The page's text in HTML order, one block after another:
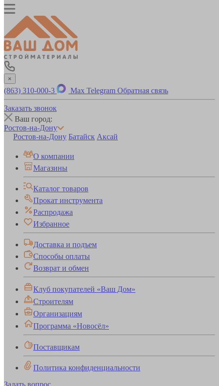
×
(863) 310-000-3 Max Telegram Обратная связь
Заказать звонок
Ваш город:
Ростов-на-Дону
Ростов-на-Дону Батайск Аксай
О компании
Магазины
Каталог товаров
Прокат инструмента
Распродажа
Избранное
Доставка и подъем
Способы оплаты
Возврат и обмен
Клуб покупателей «Ваш Дом»
Строителям
Организациям
Программа «Новосёл»
Поставщикам
Политика конфиденциальности
Задать вопрос